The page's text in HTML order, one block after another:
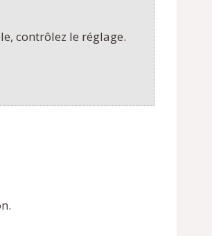
contrôlez le réglage.